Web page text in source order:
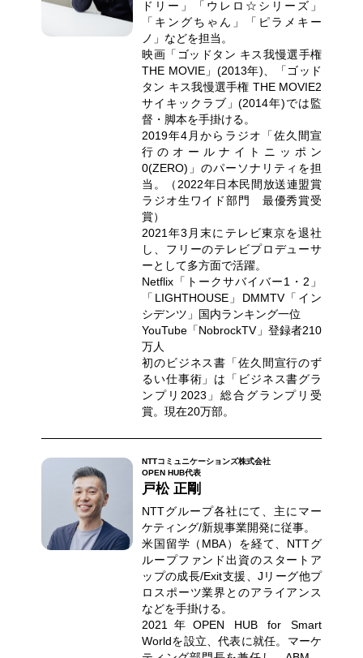
ドリー」「ウレロ☆シリーズ」
「キングちゃん」「ピラメキー
ノ」などを担当。
映画「ゴッドタン キス我慢選手権
THE MOVIE」(2013年)、「ゴッド
タン キス我慢選手権 THE MOVIE2
サイキックラブ」(2014年)では監
督・脚本を手掛ける。
2019年4月からラジオ「佐久間宣
行のオールナイトニッポン
0(ZERO)」のパーソナリティを担
当。（2022年日本民間放送連盟賞
ラジオ生ワイド部門 最優秀賞受
賞）
2021年3月末にテレビ東京を退社
し、フリーのテレビプロデューサ
ーとして多方面で活躍。
Netflix「トークサバイバー1・2」
「LIGHTHOUSE」DMMTV「イン
シデンツ」国内ランキング一位
YouTube「NobrockTV」登録者210
万人
初のビジネス書「佐久間宣行のず
るい仕事術」は「ビジネス書グラ
ンプリ2023」総合グランプリ受
賞。現在20万部。
NTTコミュニケーションズ株式会社
OPEN HUB代表
戸松 正剛
NTTグループ各社にて、主にマー
ケティング/新規事業開発に従事。
米国留学（MBA）を経て、NTTグ
ループファンド出資のスタートア
ップの成長/Exit支援、Jリーグ他プ
ロスポーツ業界とのアライアンス
などを手掛ける。
2021年OPEN HUB for Smart
Worldを設立、代表に就任。マーケ